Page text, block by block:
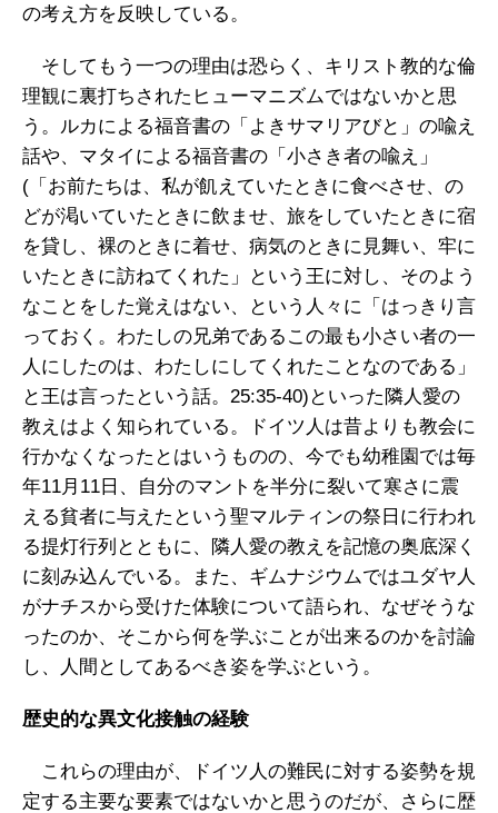
の考え方を反映している。
そしてもう一つの理由は恐らく、キリスト教的な倫
理観に裏打ちされたヒューマニズムではないかと思
う。ルカによる福音書の「よきサマリアびと」の喩え
話や、マタイによる福音書の「小さき者の喩え」
(「お前たちは、私が飢えていたときに食べさせ、の
どが渇いていたときに飲ませ、旅をしていたときに宿
を貸し、裸のときに着せ、病気のときに見舞い、牢に
いたときに訪ねてくれた」という王に対し、そのよう
なことをした覚えはない、という人々に「はっきり言
っておく。わたしの兄弟であるこの最も小さい者の一
人にしたのは、わたしにしてくれたことなのである」
と王は言ったという話。25:35-40)といった隣人愛の
教えはよく知られている。ドイツ人は昔よりも教会に
行かなくなったとはいうものの、今でも幼稚園では毎
年11月11日、自分のマントを半分に裂いて寒さに震
える貧者に与えたという聖マルティンの祭日に行われ
る提灯行列とともに、隣人愛の教えを記憶の奥底深く
に刻み込んでいる。また、ギムナジウムではユダヤ人
がナチスから受けた体験について語られ、なぜそうな
ったのか、そこから何を学ぶことが出来るのかを討論
し、人間としてあるべき姿を学ぶという。
歴史的な異文化接触の経験
これらの理由が、ドイツ人の難民に対する姿勢を規
定する主要な要素ではないかと思うのだが、さらに歴